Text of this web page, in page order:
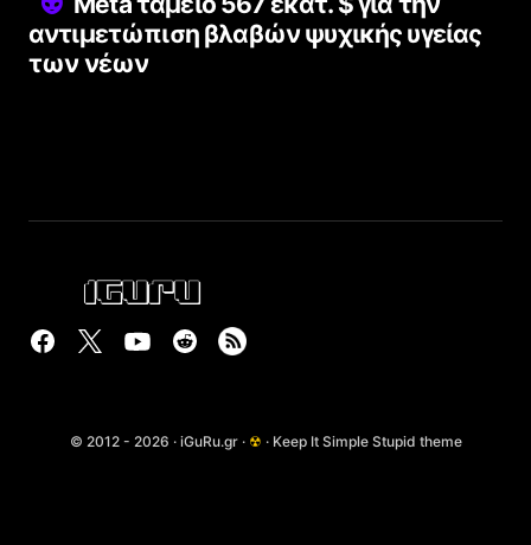
αντιμετώπιση βλαβών ψυχικής υγείας
των νέων
© 2012 - 2026 · iGuRu.gr · ☢ · Keep It Simple Stupid theme